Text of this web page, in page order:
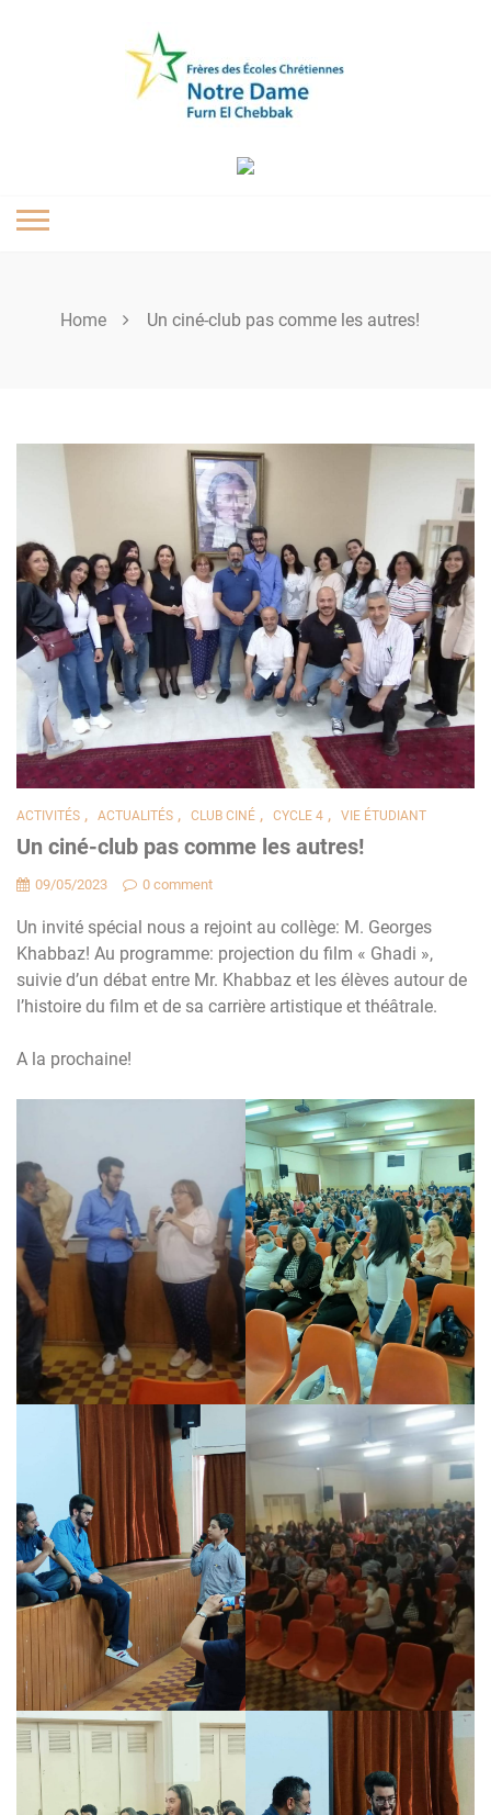
Home Un ciné-club pas comme les autres!
ACTIVITÉS , ACTUALITÉS , CLUB CINÉ , CYCLE 4 , VIE ÉTUDIANT
Un ciné-club pas comme les autres!
09/05/2023 0 comment
Un invité spécial nous a rejoint au collège: M. Georges
Khabbaz! Au programme: projection du film « Ghadi »,
suivie d’un débat entre Mr. Khabbaz et les élèves autour de
l’histoire du film et de sa carrière artistique et théâtrale.
A la prochaine!